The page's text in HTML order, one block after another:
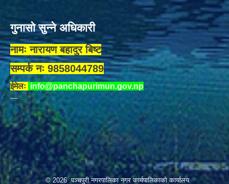
गुनासो सुन्ने अधिकारी
नामः नारायण बहादुर बिष्ट
सम्पर्क नः 9858044789
ईमेलः info@panchapurimun.gov.np
© 2026 पञ्चपुरी नगरपालिका नगर कार्यपालिकाको कार्यालय